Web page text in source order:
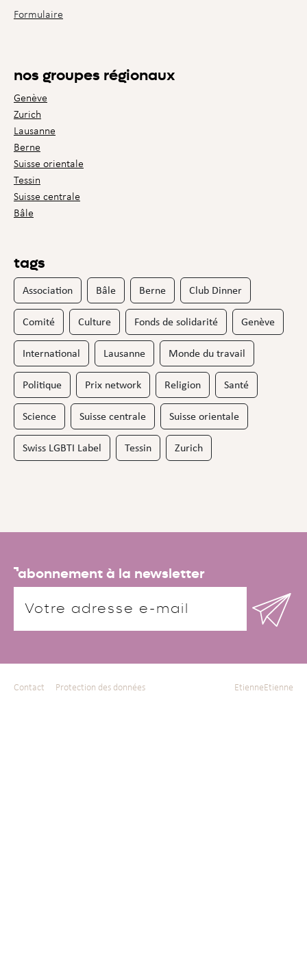
Formulaire
nos groupes régionaux
Genève
Zurich
Lausanne
Berne
Suisse orientale
Tessin
Suisse centrale
Bâle
tags
Association Bâle Berne Club Dinner
Comité Culture Fonds de solidarité Genève
International Lausanne Monde du travail
Politique Prix network Religion Santé
Science Suisse centrale Suisse orientale
Swiss LGBTI Label Tessin Zurich
abonnement à la newsletter
Contact Protection des données EtienneEtienne